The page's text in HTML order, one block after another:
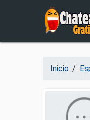
Salir del contenido
Inicio /